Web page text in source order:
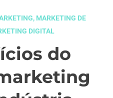
, MARKETING DE
DIGITAL
do